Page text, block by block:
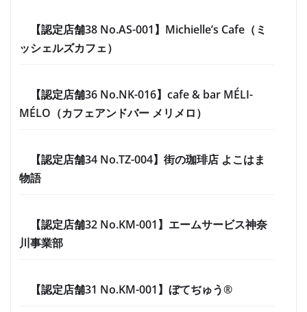
【認定店舗38 No.AS-001】Michielle’s Cafe（ミ
ッシェルズカフェ）
【認定店舗36 No.NK-016】cafe & bar MÉLI-
MÉLO（カフェアンドバー メリメロ）
【認定店舗34 No.TZ-004】街の珈琲店 よこはま
物語
【認定店舗32 No.KM-001】エームサービス神奈
川事業部
【認定店舗31 No.KM-001】ぼてぢゅう®